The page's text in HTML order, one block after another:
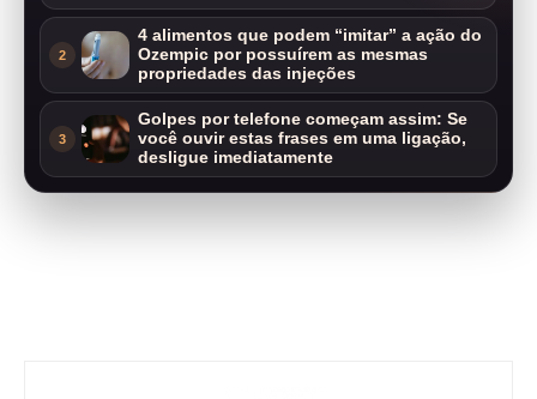
2
4 alimentos que podem “imitar” a ação do
Ozempic por possuírem as mesmas
propriedades das injeções
3
Golpes por telefone começam assim: Se
você ouvir estas frases em uma ligação,
desligue imediatamente